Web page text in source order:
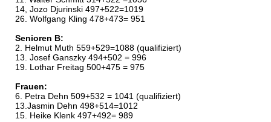
14, Jozo Djurinski 497+522=1019
26. Wolfgang Kling 478+473= 951
Senioren B:
2. Helmut Muth 559+529=1088 (qualifiziert)
13. Josef Ganszky 494+502 = 996
19. Lothar Freitag 500+475 = 975
Frauen:
6. Petra Dehn 509+532 = 1041 (qualifiziert)
13.Jasmin Dehn 498+514=1012
15. Heike Klenk 497+492= 989